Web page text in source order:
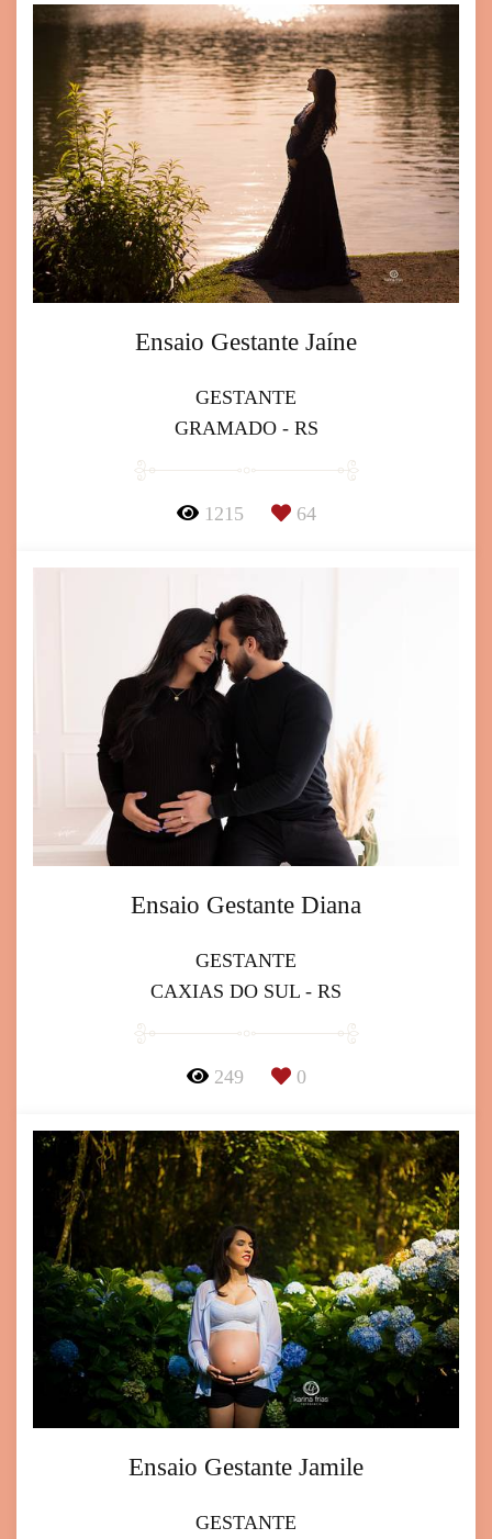
Ensaio Gestante Jaíne
GESTANTE
GRAMADO - RS
1215 64
Ensaio Gestante Diana
GESTANTE
CAXIAS DO SUL - RS
249 0
Ensaio Gestante Jamile
GESTANTE